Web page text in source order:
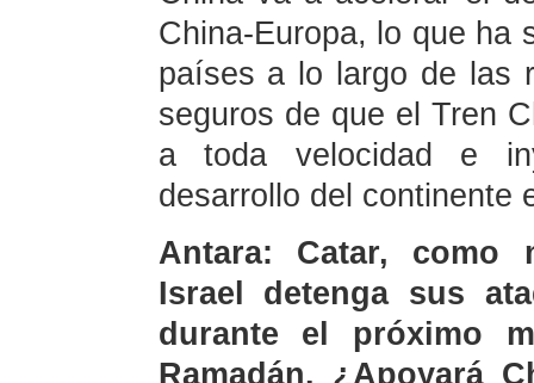
China-Europa, lo que ha
países a lo largo de las
seguros de que el Tren
a toda velocidad e
desarrollo del continente
Antara: Catar, como
Israel detenga sus
durante el próximo
Ramadán. ¿Apoyará